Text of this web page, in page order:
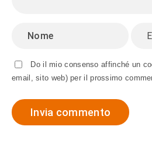
Do il mio consenso affinché un
email, sito web) per il prossimo